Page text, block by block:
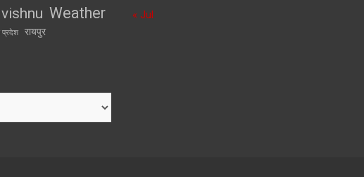
vishnu Weather
प्रदेश रायपुर
« Jul